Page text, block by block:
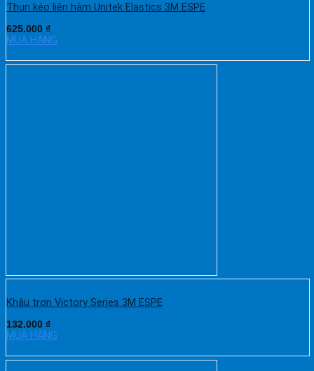
Thun kéo liên hàm Unitek Elastics 3M ESPE
625.000 ₫
MUA HÀNG
Khâu trơn Victory Series 3M ESPE
132.000 ₫
MUA HÀNG